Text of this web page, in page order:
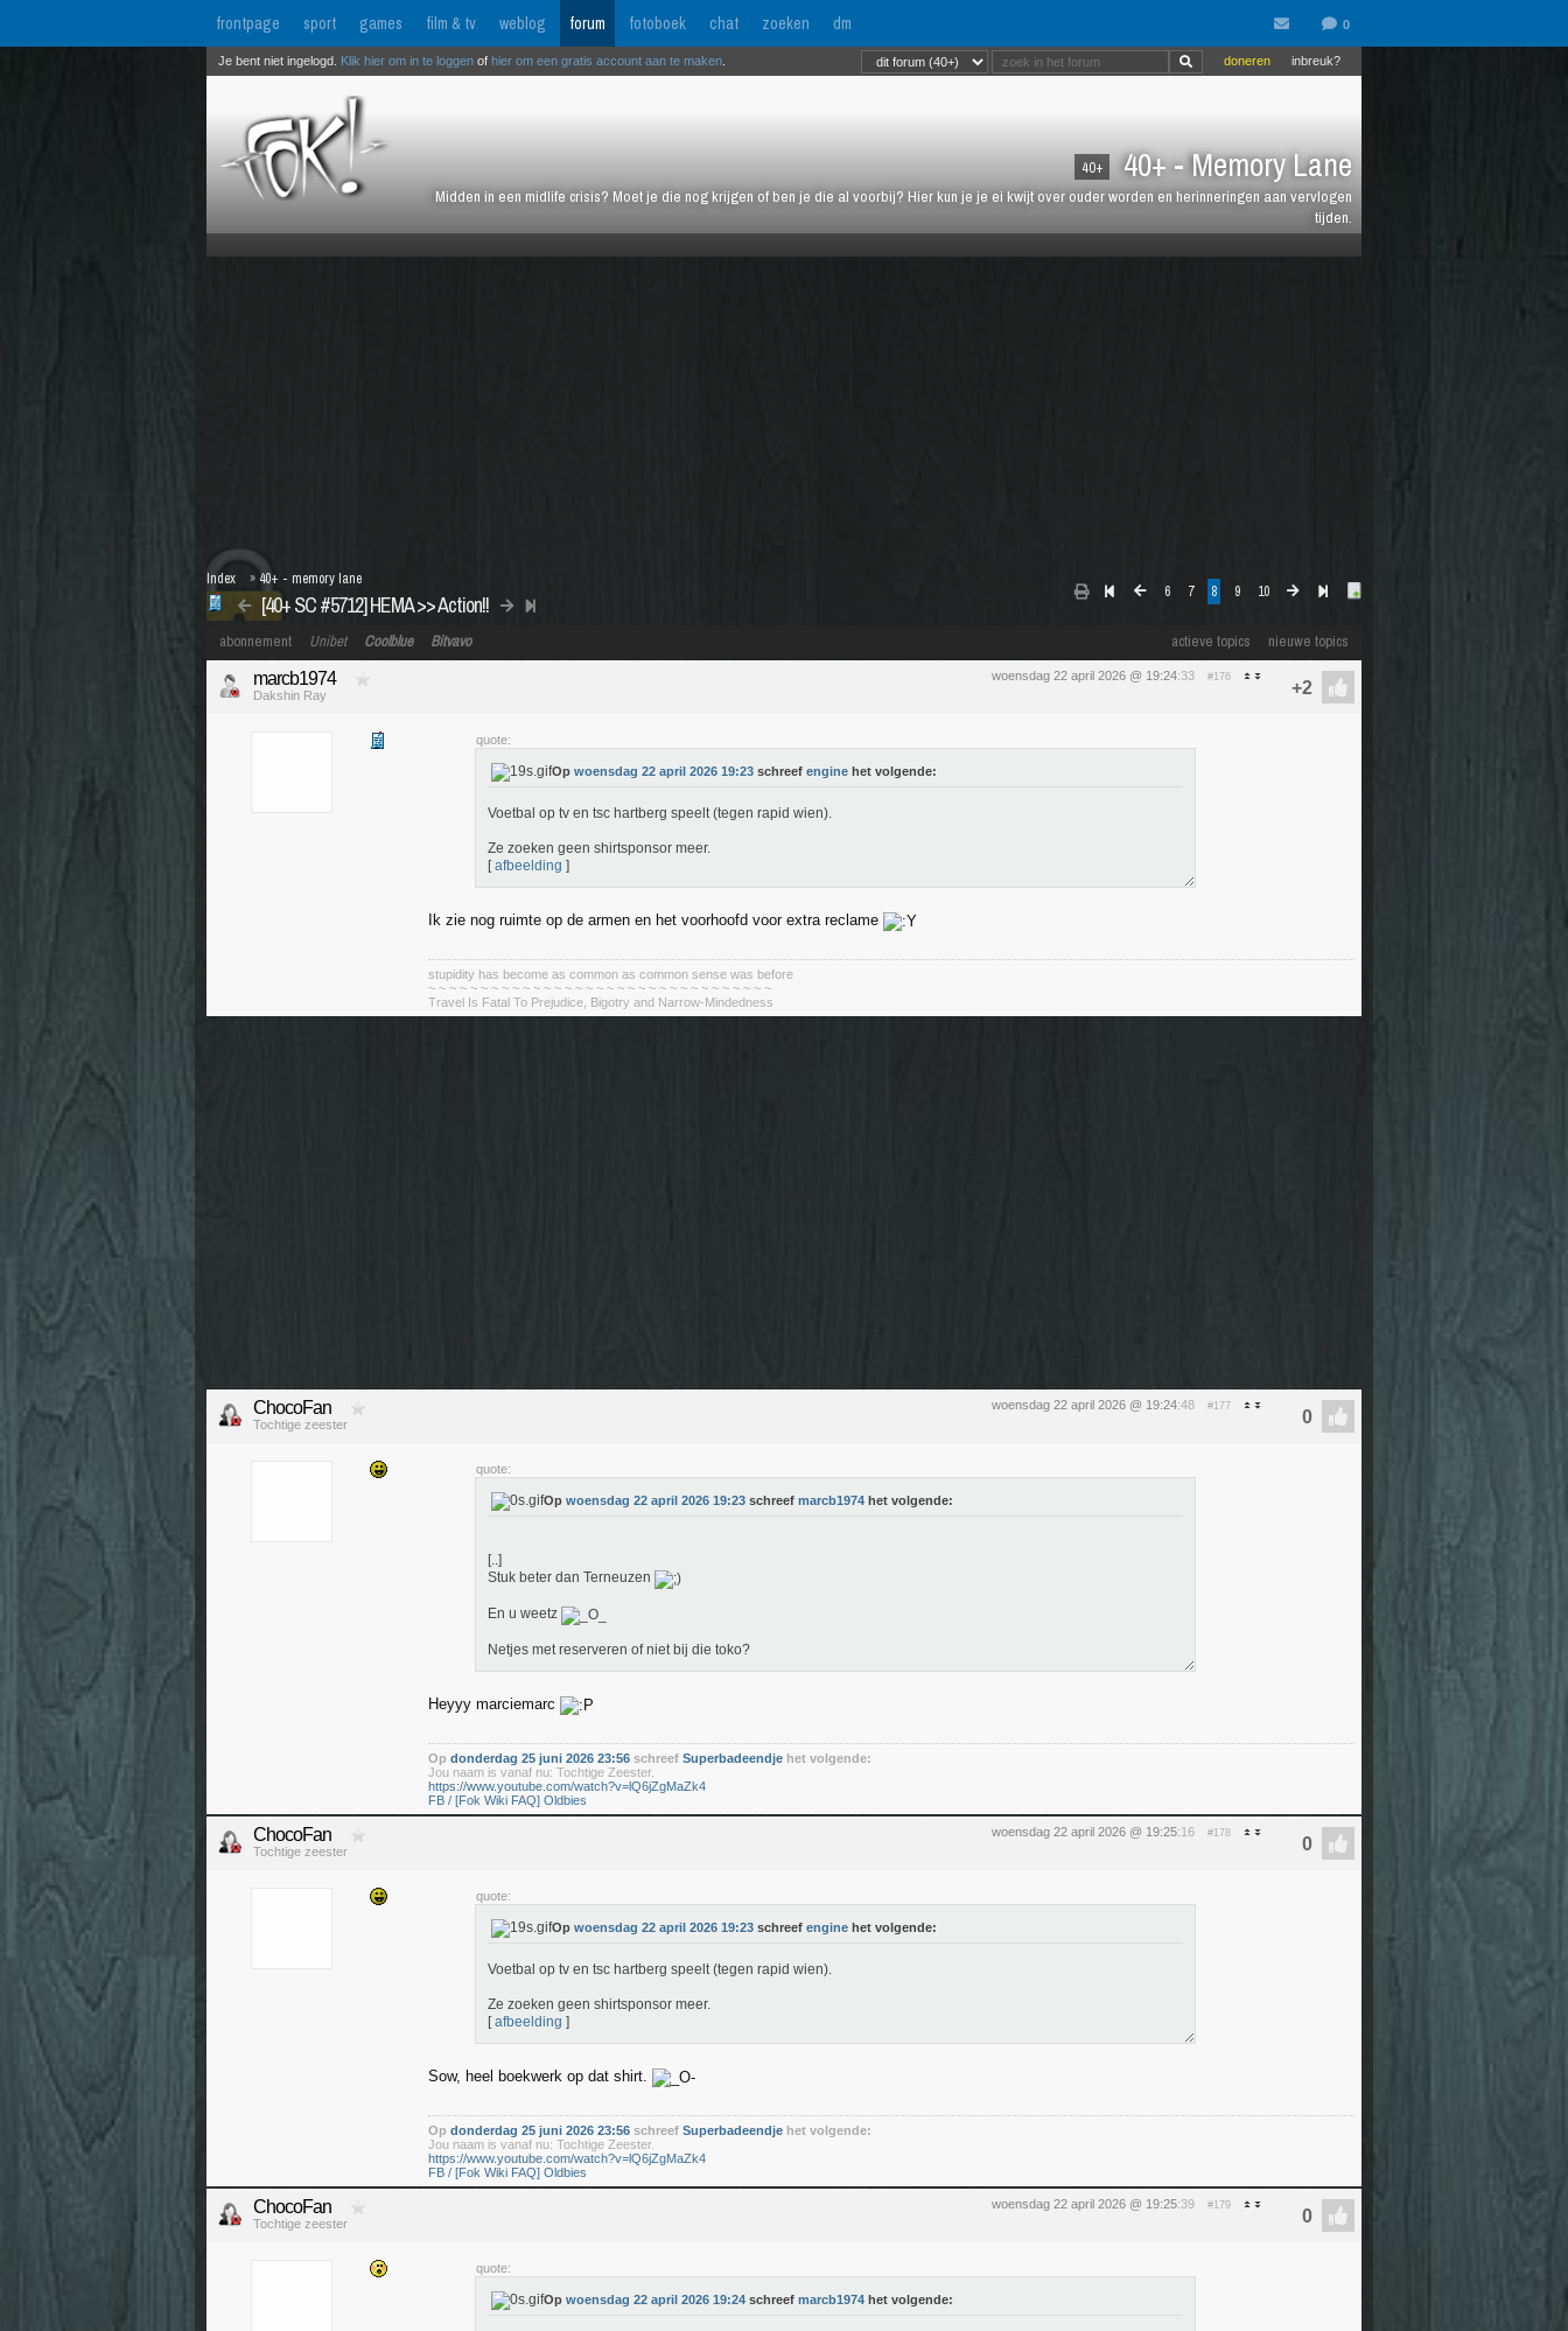
frontpage sport games film & tv weblog forum fotoboek chat zoeken dm
40+ 40+ - Memory Lane
Midden in een midlife crisis? Moet je die nog krijgen of ben je die al voorbij? Hier kun je je ei kwijt over ouder worden en herinneringen aan vervlogen
tijden.
inbreuk?
doneren
Je bent niet ingelogd. Klik hier om in te loggen of hier om een gratis account aan te maken
6 7 8 9 10
[40+ SC #5712] HEMA >> Action!!
Index » 40+ - memory lane
actieve topics nieuwe topics
abonnement Unibet Coolblue Bitvavo
woensdag 22 april 2026 @ 19:24:33 #176
marcb1974
Dakshin Ray
quote:
Op woensdag 22 april 2026 19:23 schreef engine het volgende:
Voetbal op tv en tsc hartberg speelt (tegen rapid wien).
Ze zoeken geen shirtsponsor meer.
[afbeelding ]
Ik zie nog ruimte op de armen en het voorhoofd voor extra reclame
stupidity has become as common as common sense was before
~ ~ ~ ~ ~ ~ ~ ~ ~ ~ ~ ~ ~ ~ ~ ~ ~ ~ ~ ~ ~ ~ ~ ~ ~ ~ ~ ~ ~ ~ ~ ~ ~
Travel Is Fatal To Prejudice, Bigotry and Narrow-Mindedness
woensdag 22 april 2026 @ 19:24:48 #177
ChocoFan
Tochtige zeester
quote:
Op woensdag 22 april 2026 19:23 schreef marcb1974 het volgende:
[..]
Stuk beter dan Terneuzen
En u weetz
Netjes met reserveren of niet bij die toko?
Heyyy marciemarc
Op donderdag 25 juni 2026 23:56 schreef Superbadeendje het volgende:
Jou naam is vanaf nu: Tochtige Zeester.
https://www.youtube.com/watch?v=lQ6jZgMaZk4
FB / [Fok Wiki FAQ] Oldbies
woensdag 22 april 2026 @ 19:25:16 #178
ChocoFan
Tochtige zeester
quote:
Op woensdag 22 april 2026 19:23 schreef engine het volgende:
Voetbal op tv en tsc hartberg speelt (tegen rapid wien).
Ze zoeken geen shirtsponsor meer.
[afbeelding ]
Sow, heel boekwerk op dat shirt.
Op donderdag 25 juni 2026 23:56 schreef Superbadeendje het volgende:
Jou naam is vanaf nu: Tochtige Zeester.
https://www.youtube.com/watch?v=lQ6jZgMaZk4
FB / [Fok Wiki FAQ] Oldbies
woensdag 22 april 2026 @ 19:25:39 #179
ChocoFan
Tochtige zeester
quote:
Op woensdag 22 april 2026 19:24 schreef marcb1974 het volgende: